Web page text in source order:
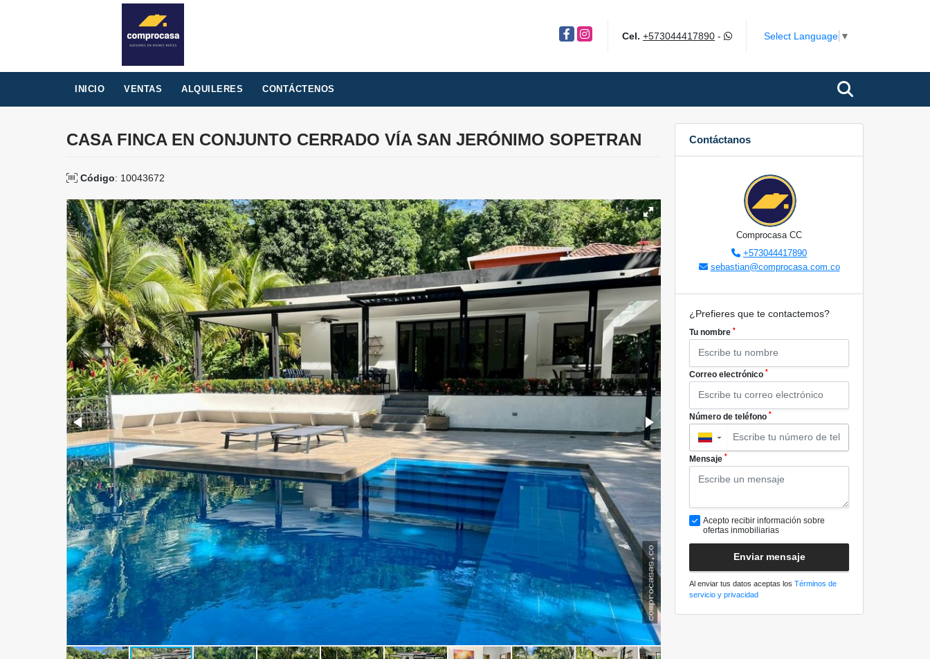
FacebookInstagram Cel. +573044417890- Select Language ▼
INICIO VENTAS ALQUILERES CONTÁCTENOS
CASA FINCA EN CONJUNTO CERRADO VÍA SAN JERÓNIMO SOPETRAN
Código: 10043672
Contáctanos
Comprocasa CC
+573044417890
sebastian@comprocasa.com.co
¿Prefieres que te contactemos?
Tu nombre *
Correo electrónico *
Número de teléfono *
▼
Mensaje *
Acepto recibir información sobre
ofertas inmobiliarias
Enviar mensaje
Al enviar tus datos aceptas los Términos de
servicio y privacidad